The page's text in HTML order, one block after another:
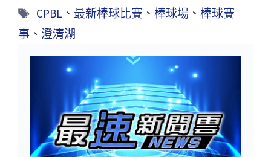
CPBL 、最新棒球比賽 、棒球場 、棒球賽
事 、 澄清湖